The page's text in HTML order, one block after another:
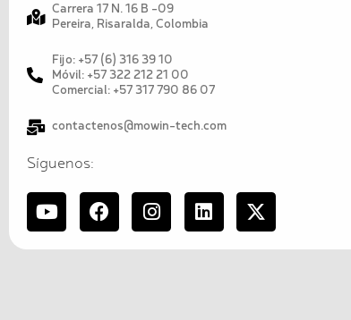
Carrera 17 N. 16 B -09
Pereira, Risaralda, Colombia
Fijo: +57 (6) 316 39 10
Móvil: +57 322 212 21 00
Comercial: +57 317 790 86 07
contactenos@mowin-tech.com
Síguenos: